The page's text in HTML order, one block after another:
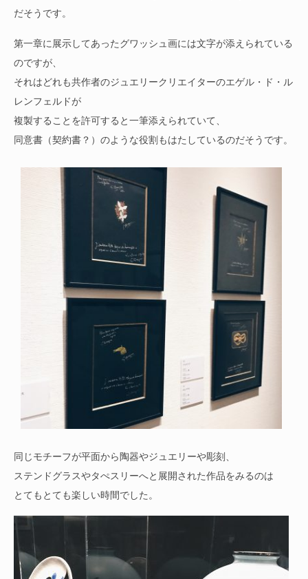
だそうです。
第一章に展示してあったグワッシュ画には文字が添えられている
のですが、
それはどれも共作者のジュエリークリエイターのエゲル・ド・ル
レンフェルドが
複製することを許可すると一筆添えられていて、
同意書（契約書？）のような役割もはたしているのだそうです。
同じモチーフが平面から陶器やジュエリーや彫刻、
ステンドグラスやタぺスリーへと展開された作品をみるのは
とてもとても楽しい時間でした。